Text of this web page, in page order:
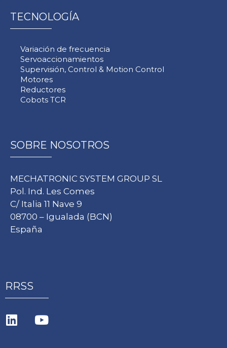
TECNOLOGÍA
Variación de frecuencia
Servoaccionamientos
Supervisión, Control & Motion Control
Motores
Reductores
Cobots TCR
SOBRE NOSOTROS
MECHATRONIC SYSTEM GROUP SL
Pol. Ind. Les Comes
C/ Italia 11 Nave 9
08700 – Igualada (BCN)
España
RRSS
L
Y